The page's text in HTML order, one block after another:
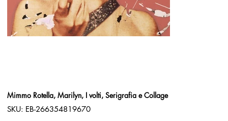
Mimmo Rotella, Marilyn, I volti, Serigrafia e Collage
SKU:
SKU
EB-
EB-266354819670